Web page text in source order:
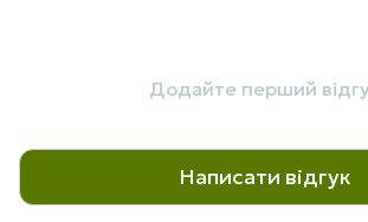
Додайте перший
Написати відгук